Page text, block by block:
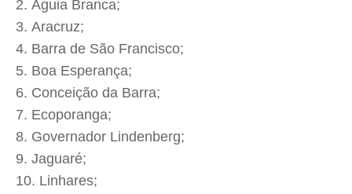
Águia Branca;
Aracruz;
Barra de São Francisco;
Boa Esperança;
Conceição da Barra;
Ecoporanga;
Governador Lindenberg;
Jaguaré;
Linhares;